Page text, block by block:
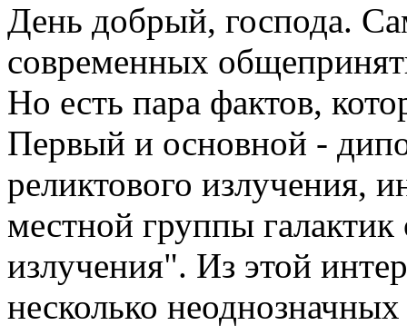
День добрый, господа.
современных
Но есть пара фактов,
Первый и основной -
реликтового излучения,
местной группы галактик
излучения". Из этой
несколько